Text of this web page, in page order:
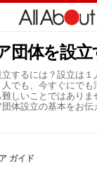
団体を設立
するには？設立は１
でも、今すぐにでも
しいことではあり
体設立の基本をお伝
ガイド